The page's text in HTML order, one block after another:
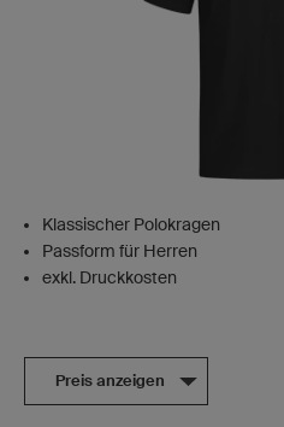
Klassischer Polokragen
Passform für Herren
exkl. Druckkosten
Preis anzeigen